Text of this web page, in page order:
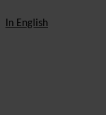
In English